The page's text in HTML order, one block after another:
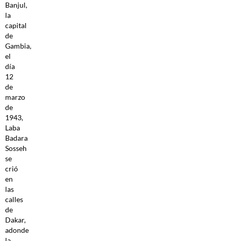
Banjul,
la
capital
de
Gambia,
el
día
12
de
marzo
de
1943,
Laba
Badara
Sosseh
se
crió
en
las
calles
de
Dakar,
adonde